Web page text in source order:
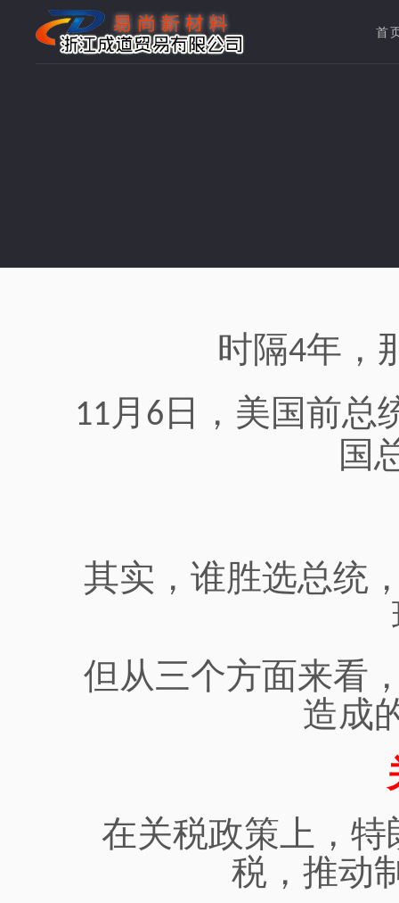
首
时隔4年，
11月 6 日，美国前总
国
其实， 谁胜选总统
但从三个方面来看
造成
在关税政策上， 特
税，推动